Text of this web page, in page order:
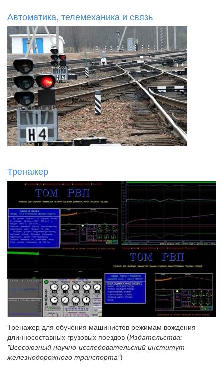
Автоматика, телемеханика и связь
Тренажер
Тренажер для обучения машинистов режимам вождения
длинносоставных грузовых поездов (Издательства:
"Всесоюзный научно-исследовательский институт
железнодорожного транспорта")